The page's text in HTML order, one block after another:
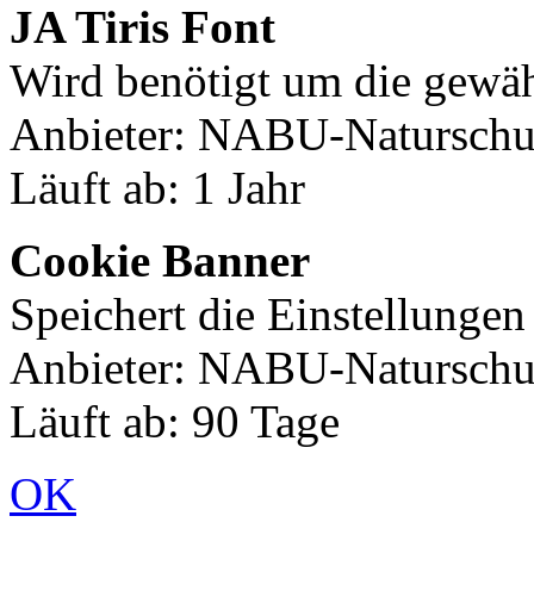
JA Tiris Font
Wird benötigt um die
Anbieter: NABU-
Läuft ab: 1 Jahr
Cookie Banner
Speichert die
Anbieter: NABU-
Läuft ab: 90 Tage
OK